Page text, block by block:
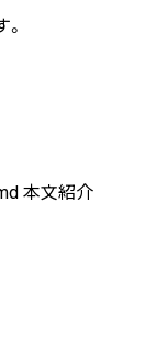
本文紹介